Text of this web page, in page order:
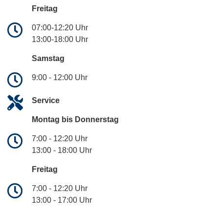
Freitag
07:00-12:20 Uhr
13:00-18:00 Uhr
Samstag
9:00 - 12:00 Uhr
Service
Montag bis Donnerstag
7:00 - 12:20 Uhr
13:00 - 18:00 Uhr
Freitag
7:00 - 12:20 Uhr
13:00 - 17:00 Uhr